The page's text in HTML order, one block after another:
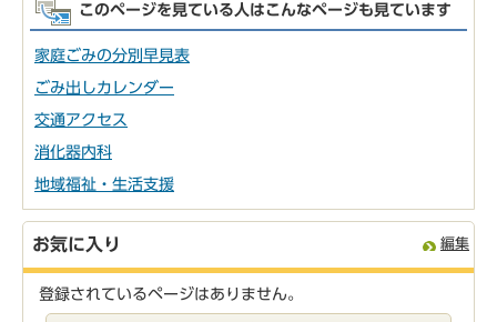
このページを見ている人はこんなページも見ています
家庭ごみの分別早見表
ごみ出しカレンダー
交通アクセス
消化器内科
地域福祉・生活支援
お気に入り 編集
登録されているページはありません。